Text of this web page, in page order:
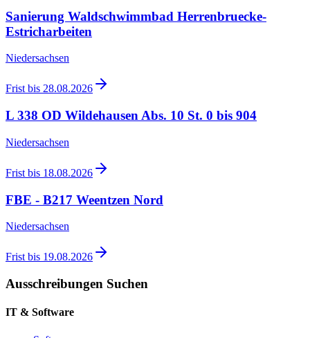
Sanierung Waldschwimmbad Herrenbruecke-
Estricharbeiten
Niedersachsen
Frist bis 28.08.2026
L 338 OD Wildehausen Abs. 10 St. 0 bis 904
Niedersachsen
Frist bis 18.08.2026
FBE - B217 Weentzen Nord
Niedersachsen
Frist bis 19.08.2026
Ausschreibungen Suchen
IT & Software